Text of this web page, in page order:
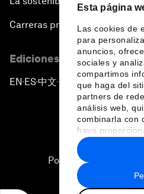
Esta página
Las cookies de
para
anuncios,
sociales y
compartimos
que haga del
partners de
análisis web,
combinarla con
haya
recopilado a
hecho de sus
Carreras profesionales
Ediciones en otros
EN ▪ES▪中文▪ 日本語
Política de privacidad